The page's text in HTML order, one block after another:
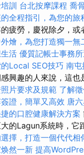
訓 台北按摩課程 喬
全程指引，為您的旅
疲勞，慶祝除夕，
燴，為您打造獨一無
活 優質記帳士事務
Local SEO技巧 南屯
興趣的人來說，這也
片要求及規範 了解
證，簡單又高效 唐
的口腔健康解決方案
的Lagun系統時，它
擇，打造一個代代相
然一新 提高